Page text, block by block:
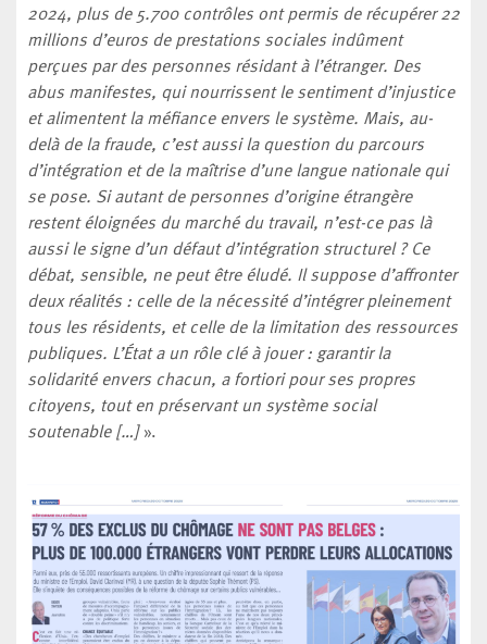
2024, plus de 5.700 contrôles ont permis de récupérer 22
millions d’euros de prestations sociales indûment
perçues par des personnes résidant à l’étranger. Des
abus manifestes, qui nourrissent le sentiment d’injustice
et alimentent la méfiance envers le système. Mais, au-
delà de la fraude, c’est aussi la question du parcours
d’intégration et de la maîtrise d’une langue nationale qui
se pose. Si autant de personnes d’origine étrangère
restent éloignées du marché du travail, n’est-ce pas là
aussi le signe d’un défaut d’intégration structurel ? Ce
débat, sensible, ne peut être éludé. Il suppose d’affronter
deux réalités : celle de la nécessité d’intégrer pleinement
tous les résidents, et celle de la limitation des ressources
publiques. L’État a un rôle clé à jouer : garantir la
solidarité envers chacun, a fortiori pour ses propres
citoyens, tout en préservant un système social
soutenable […]».